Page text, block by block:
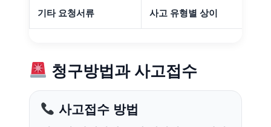
기타 요청서류 사고 유형별 상이
청구방법과 사고접수
사고접수 방법